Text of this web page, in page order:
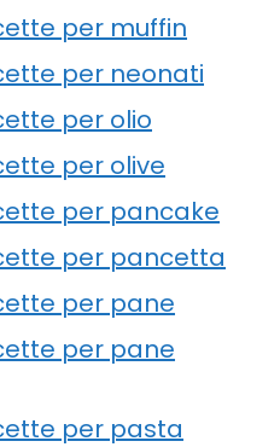
per muffin
per neonati
per olio
per olive
per pancake
per pancetta
per pane
per pane
per pasta